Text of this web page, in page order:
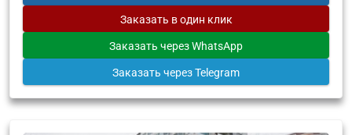
Заказать в один клик
Заказать через WhatsApp
Заказать через Telegram